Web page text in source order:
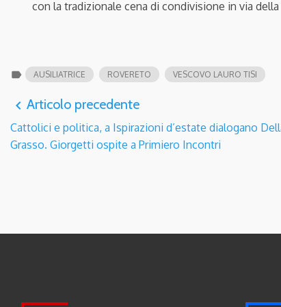
con la tradizionale cena di condivisione in via della
label AUSILIATRICE ROVERETO VESCOVO LAURO TISI
navigate_before Articolo precedente
Cattolici e politica, a Ispirazioni d’estate dialogano
Grasso. Giorgetti ospite a Primiero Incontri